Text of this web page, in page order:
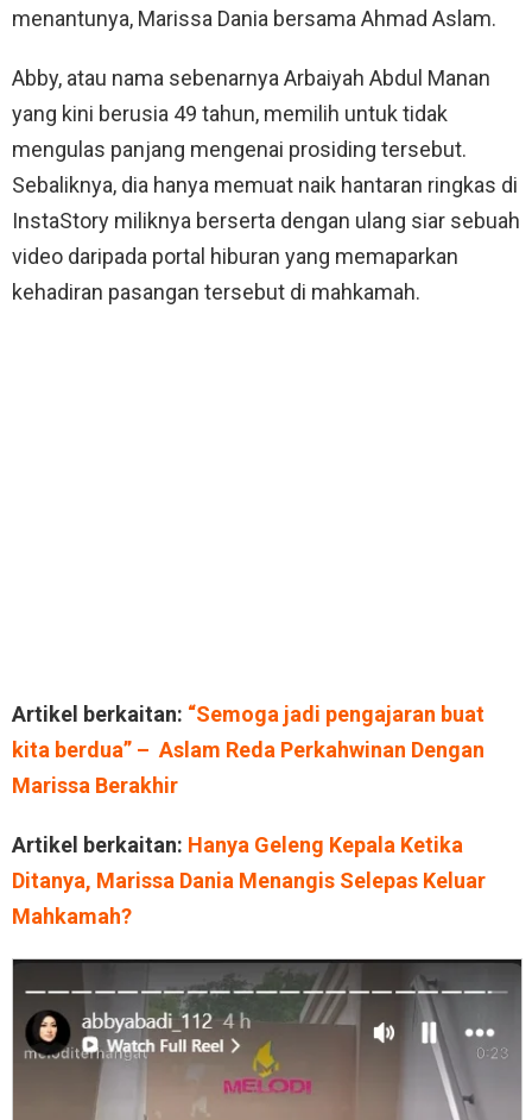
menantunya, Marissa Dania bersama Ahmad Aslam.
Abby, atau nama sebenarnya Arbaiyah Abdul Manan
yang kini berusia 49 tahun, memilih untuk tidak
mengulas panjang mengenai prosiding tersebut.
Sebaliknya, dia hanya memuat naik hantaran ringkas di
InstaStory miliknya berserta dengan ulang siar sebuah
video daripada portal hiburan yang memaparkan
kehadiran pasangan tersebut di mahkamah.
Artikel berkaitan: “Semoga jadi pengajaran buat
kita berdua” – Aslam Reda Perkahwinan Dengan
Marissa Berakhir
Artikel berkaitan: Hanya Geleng Kepala Ketika
Ditanya, Marissa Dania Menangis Selepas Keluar
Mahkamah?